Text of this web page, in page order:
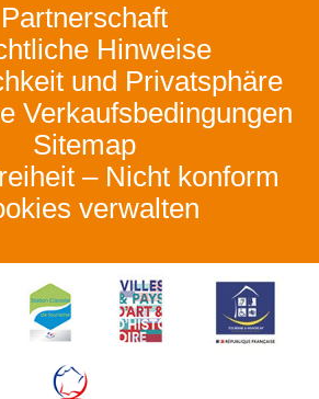
Partnerschaft
Hinweise
und Privatsphäre
Verkaufsbedingungen
Sitemap
– Nicht konform
verwalten